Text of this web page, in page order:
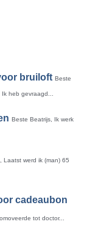
bruiloft Beste
heb gevraagd...
Beste Beatrijs, Ik werk
Laatst werd ik (man) 65
cadeaubon
tot doctor...